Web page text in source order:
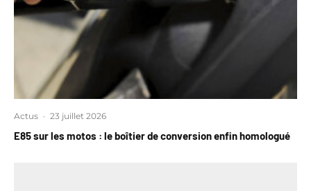
Actus · 23 juillet 2026
E85 sur les motos : le boîtier de conversion enfin homologué